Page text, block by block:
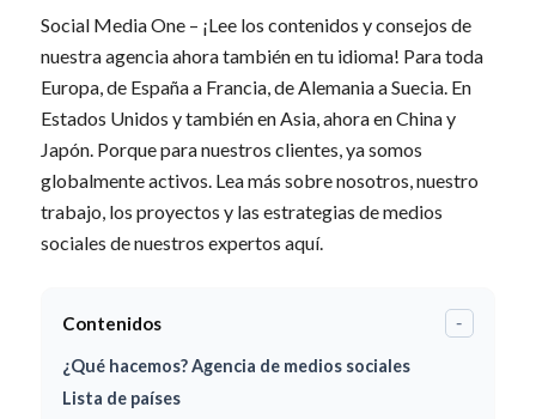
Social Media One – ¡Lee los contenidos y consejos de
nuestra agencia ahora también en tu idioma! Para toda
Europa, de España a Francia, de Alemania a Suecia. En
Estados Unidos y también en Asia, ahora en China y
Japón. Porque para nuestros clientes, ya somos
globalmente activos. Lea más sobre nosotros, nuestro
trabajo, los proyectos y las estrategias de medios
sociales de nuestros expertos aquí.
Contenidos -
¿Qué hacemos? Agencia de medios sociales
Lista de países